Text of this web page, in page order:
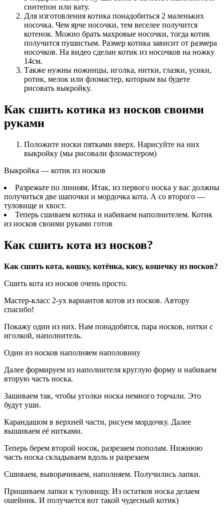
синтепон или вату.
Для изготовления котика понадобиться 2 маленьких
носочка. Чем ярче носочки, тем веселее получится
котенок. Можно брать махровые носочки, тогда котик
получится пушистым. Размер котика зависит от размера
носочков. На видео сделан котик из носочков на ножку
14см.
Также нужны ножницы, иголка, нитки, глазки, усики,
ротик, мелок или фломастер, которым вы будете
рисовать выкройку.
Как сшить котика из носков своими
руками
Положите носки пятками вверх. Нарисуйте на них
выкройку (мы рисовали фломастером)
Выкройка — котик из носков
Разрежьте по линиям. Итак, из первого носка у вас должны
получиться две шапочки и мордочка кота. А со второго —
туловище и хвост.
Теперь сшиваем котика и набиваем наполнителем. Котик
из носков своими руками готов
Как сшить кота из носков?
Как сшить кота, кошку, котёнка, кису, кошечку из носков?
Сшить кота из носков очень просто.
Мастер-класс 2-ух вариантов котов из носков. Автору
спасибо!
Покажу один из них. Нам понадобятся, пара носков, нитки с
иголкой, наполнитель.
Один из носков наполняем наполовину
Далее формируем из наполнителя круглую форму и набиваем
вторую часть носка.
Зашиваем так, чтобы уголки носка немного торчали. Это
будут уши.
Карандашом в верхней части, рисуем мордочку. Далее
вышиваем её нитками.
Теперь берем второй носок, разрезаем пополам. Нижнюю
часть носка складываем вдоль и разрезаем
Сшиваем, выворачиваем, наполняем. Получились лапки.
Пришиваем лапки к туловищу. Из остатков носка делаем
ошейник. И получается вот такой чудесный котик)